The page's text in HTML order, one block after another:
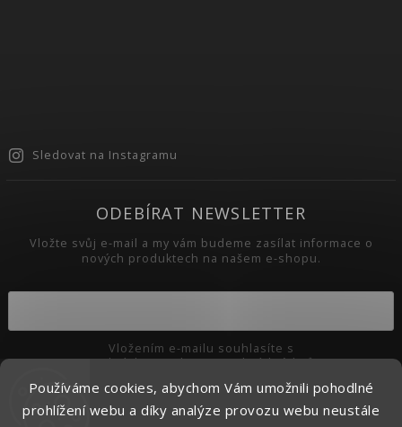
Používáme cookies, abychom Vám umožnili pohodlné
prohlížení webu a díky analýze provozu webu neustále
Sledovat na Instagramu
ODEBÍRAT NEWSLETTER
Vložte svůj e-mail a my vám budeme zasílat informace o
nových produktech na našem e-shopu.
podmínkami ochrany osobních údajů
Přihlásit se